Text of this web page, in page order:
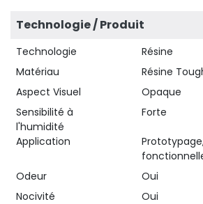
Technologie / Produit
Technologie
Résine
Matériau
Résine
Aspect Visuel
Opaque
Sensibilité à
l'humidité
Forte
Application
Odeur
Oui
Nocivité
Oui